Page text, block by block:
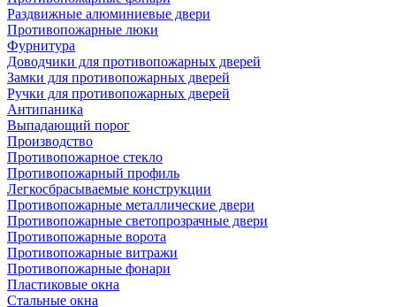
Раздвижные алюминиевые двери
Противопожарные люки
Фурнитура
Доводчики для противопожарных дверей
Замки для противопожарных дверей
Ручки для противопожарных дверей
Антипаника
Выпадающий порог
Производство
Противопожарное стекло
Противопожарный профиль
Легкосбрасываемые конструкции
Противопожарные металлические двери
Противопожарные светопрозрачные двери
Противопожарные ворота
Противопожарные витражи
Противопожарные фонари
Пластиковые окна
Стальные окна